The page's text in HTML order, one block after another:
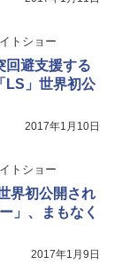
トショー
回避支援する
LS」世界初公
2017年1月10日
トショー
界初公開され
」、まもなく
2017年1月9日